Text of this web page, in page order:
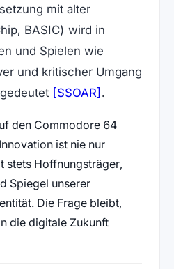
mit alter
BASIC) wird in
und Spielen wie
und kritischer Umgang
[SSOAR] (öffnet in
.
den Commodore 64
ist nie nur
stets Hoffnungsträger,
Spiegel unserer
Die Frage bleibt,
die digitale Zukunft